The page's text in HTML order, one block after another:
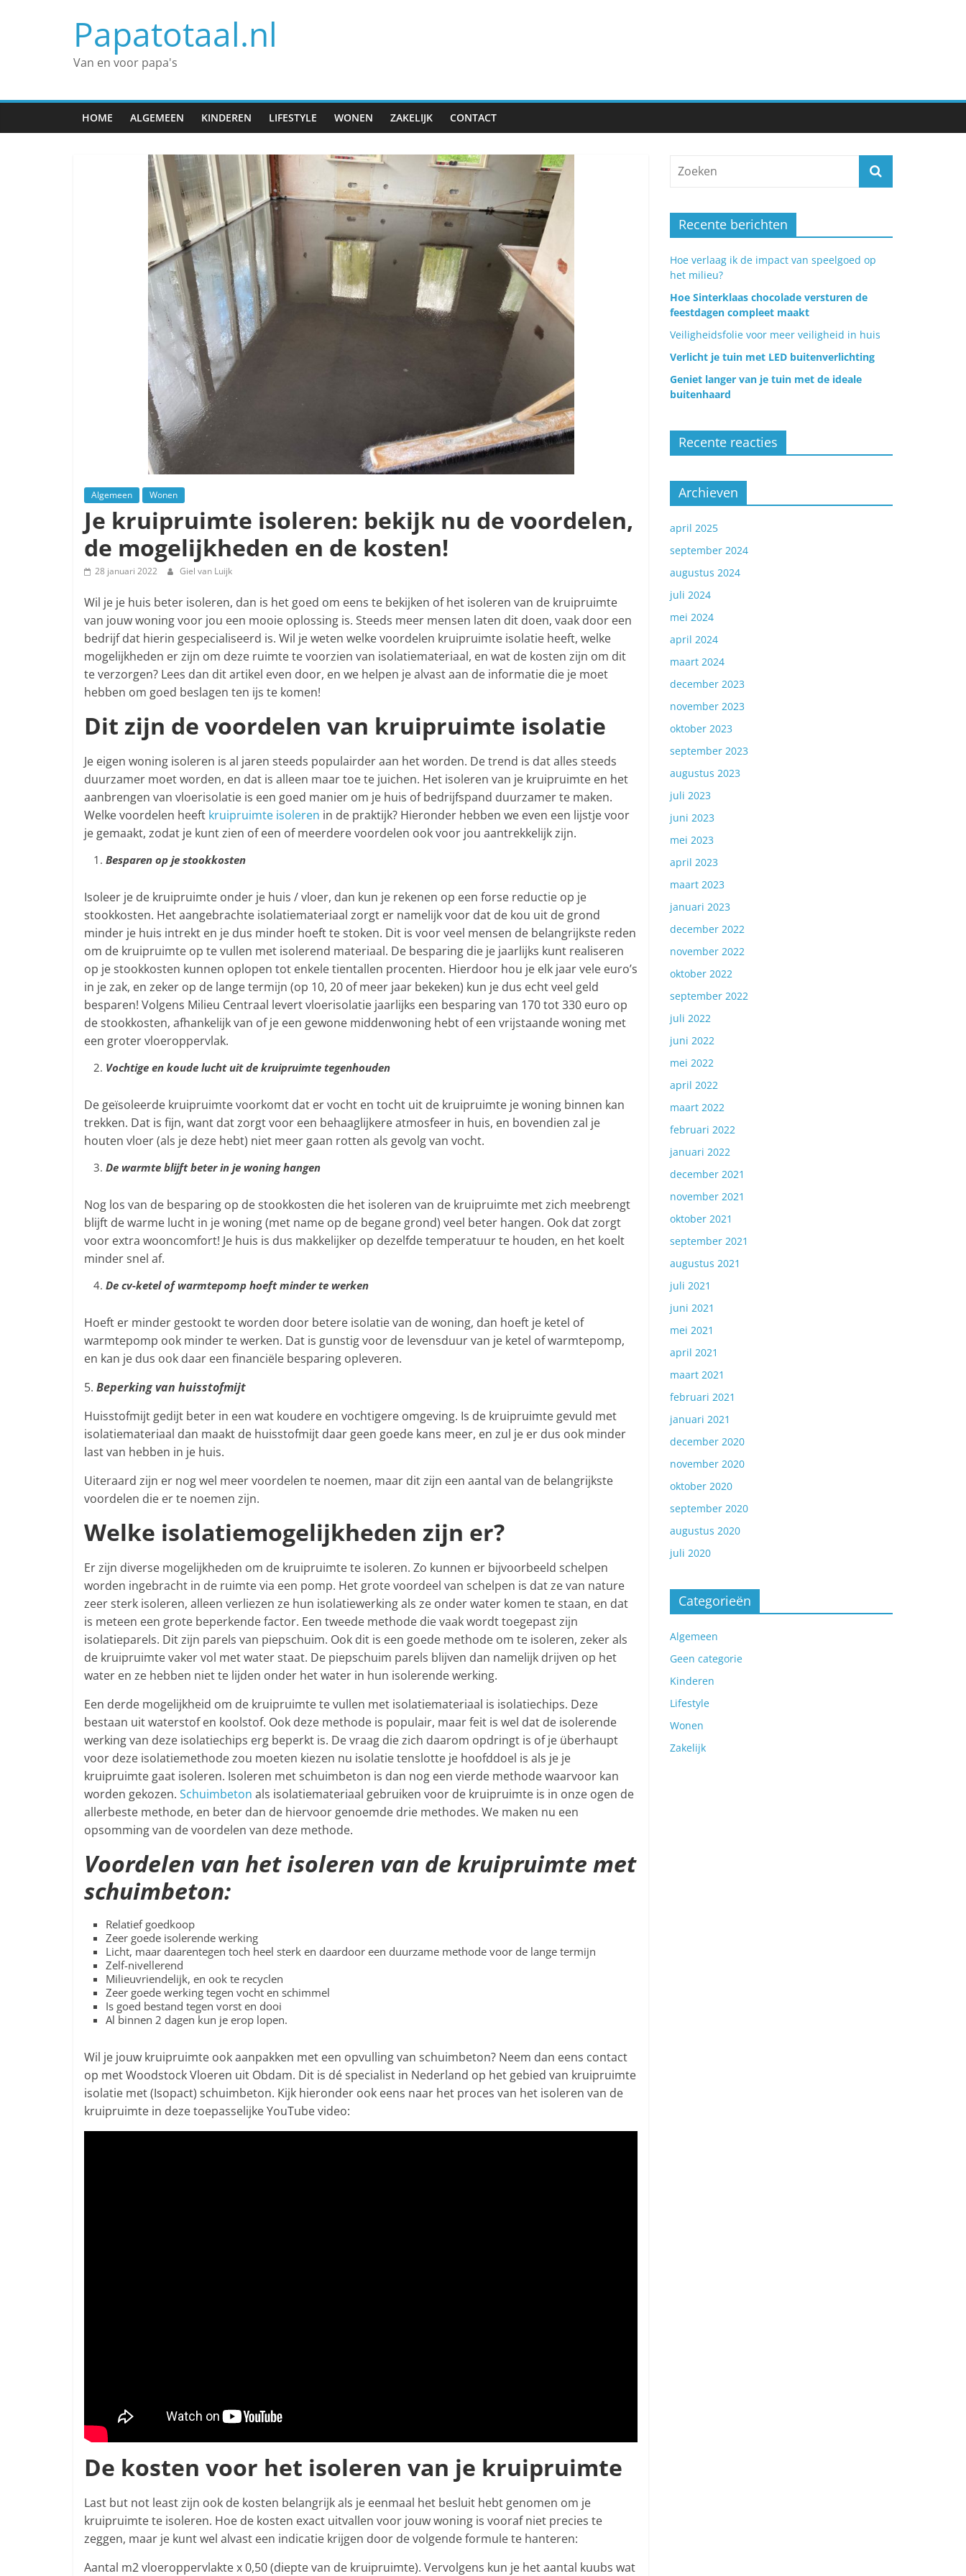
Papatotaal.nl
Van en voor papa's
HOME ALGEMEEN KINDEREN LIFESTYLE WONEN ZAKELIJK CONTACT
Algemeen Wonen
Je kruipruimte isoleren: bekijk nu de voordelen,
de mogelijkheden en de kosten!
28 januari 2022 Giel van Luijk
Wil je je huis beter isoleren, dan is het goed om eens te bekijken of het isoleren van de kruipruimte
van jouw woning voor jou een mooie oplossing is. Steeds meer mensen laten dit doen, vaak door een
bedrijf dat hierin gespecialiseerd is. Wil je weten welke voordelen kruipruimte isolatie heeft, welke
mogelijkheden er zijn om deze ruimte te voorzien van isolatiemateriaal, en wat de kosten zijn om dit
te verzorgen? Lees dan dit artikel even door, en we helpen je alvast aan de informatie die je moet
hebben om goed beslagen ten ijs te komen!
Dit zijn de voordelen van kruipruimte isolatie
Je eigen woning isoleren is al jaren steeds populairder aan het worden. De trend is dat alles steeds
duurzamer moet worden, en dat is alleen maar toe te juichen. Het isoleren van je kruipruimte en het
aanbrengen van vloerisolatie is een goed manier om je huis of bedrijfspand duurzamer te maken.
Welke voordelen heeft kruipruimte isoleren in de praktijk? Hieronder hebben we even een lijstje voor
je gemaakt, zodat je kunt zien of een of meerdere voordelen ook voor jou aantrekkelijk zijn.
Besparen op je stookkosten
Isoleer je de kruipruimte onder je huis / vloer, dan kun je rekenen op een forse reductie op je
stookkosten. Het aangebrachte isolatiemateriaal zorgt er namelijk voor dat de kou uit de grond
minder je huis intrekt en je dus minder hoeft te stoken. Dit is voor veel mensen de belangrijkste reden
om de kruipruimte op te vullen met isolerend materiaal. De besparing die je jaarlijks kunt realiseren
op je stookkosten kunnen oplopen tot enkele tientallen procenten. Hierdoor hou je elk jaar vele euro’s
in je zak, en zeker op de lange termijn (op 10, 20 of meer jaar bekeken) kun je dus echt veel geld
besparen! Volgens Milieu Centraal levert vloerisolatie jaarlijks een besparing van 170 tot 330 euro op
de stookkosten, afhankelijk van of je een gewone middenwoning hebt of een vrijstaande woning met
een groter vloeroppervlak.
Vochtige en koude lucht uit de kruipruimte tegenhouden
De geïsoleerde kruipruimte voorkomt dat er vocht en tocht uit de kruipruimte je woning binnen kan
trekken. Dat is fijn, want dat zorgt voor een behaaglijkere atmosfeer in huis, en bovendien zal je
houten vloer (als je deze hebt) niet meer gaan rotten als gevolg van vocht.
De warmte blijft beter in je woning hangen
Nog los van de besparing op de stookkosten die het isoleren van de kruipruimte met zich meebrengt
blijft de warme lucht in je woning (met name op de begane grond) veel beter hangen. Ook dat zorgt
voor extra wooncomfort! Je huis is dus makkelijker op dezelfde temperatuur te houden, en het koelt
minder snel af.
De cv-ketel of warmtepomp hoeft minder te werken
Hoeft er minder gestookt te worden door betere isolatie van de woning, dan hoeft je ketel of
warmtepomp ook minder te werken. Dat is gunstig voor de levensduur van je ketel of warmtepomp,
en kan je dus ook daar een financiële besparing opleveren.
5. Beperking van huisstofmijt
Huisstofmijt gedijt beter in een wat koudere en vochtigere omgeving. Is de kruipruimte gevuld met
isolatiemateriaal dan maakt de huisstofmijt daar geen goede kans meer, en zul je er dus ook minder
last van hebben in je huis.
Uiteraard zijn er nog wel meer voordelen te noemen, maar dit zijn een aantal van de belangrijkste
voordelen die er te noemen zijn.
Welke isolatiemogelijkheden zijn er?
Er zijn diverse mogelijkheden om de kruipruimte te isoleren. Zo kunnen er bijvoorbeeld schelpen
worden ingebracht in de ruimte via een pomp. Het grote voordeel van schelpen is dat ze van nature
zeer sterk isoleren, alleen verliezen ze hun isolatiewerking als ze onder water komen te staan, en dat
is meteen een grote beperkende factor. Een tweede methode die vaak wordt toegepast zijn
isolatieparels. Dit zijn parels van piepschuim. Ook dit is een goede methode om te isoleren, zeker als
de kruipruimte vaker vol met water staat. De piepschuim parels blijven dan namelijk drijven op het
water en ze hebben niet te lijden onder het water in hun isolerende werking.
Een derde mogelijkheid om de kruipruimte te vullen met isolatiemateriaal is isolatiechips. Deze
bestaan uit waterstof en koolstof. Ook deze methode is populair, maar feit is wel dat de isolerende
werking van deze isolatiechips erg beperkt is. De vraag die zich daarom opdringt is of je überhaupt
voor deze isolatiemethode zou moeten kiezen nu isolatie tenslotte je hoofddoel is als je je
kruipruimte gaat isoleren. Isoleren met schuimbeton is dan nog een vierde methode waarvoor kan
worden gekozen. Schuimbeton als isolatiemateriaal gebruiken voor de kruipruimte is in onze ogen de
allerbeste methode, en beter dan de hiervoor genoemde drie methodes. We maken nu een
opsomming van de voordelen van deze methode.
Voordelen van het isoleren van de kruipruimte met
schuimbeton:
Relatief goedkoop
Zeer goede isolerende werking
Licht, maar daarentegen toch heel sterk en daardoor een duurzame methode voor de lange termijn
Zelf-nivellerend
Milieuvriendelijk, en ook te recyclen
Zeer goede werking tegen vocht en schimmel
Is goed bestand tegen vorst en dooi
Al binnen 2 dagen kun je erop lopen.
Wil je jouw kruipruimte ook aanpakken met een opvulling van schuimbeton? Neem dan eens contact
op met Woodstock Vloeren uit Obdam. Dit is dé specialist in Nederland op het gebied van kruipruimte
isolatie met (Isopact) schuimbeton. Kijk hieronder ook eens naar het proces van het isoleren van de
kruipruimte in deze toepasselijke YouTube video:
De kosten voor het isoleren van je kruipruimte
Last but not least zijn ook de kosten belangrijk als je eenmaal het besluit hebt genomen om je
kruipruimte te isoleren. Hoe de kosten exact uitvallen voor jouw woning is vooraf niet precies te
zeggen, maar je kunt wel alvast een indicatie krijgen door de volgende formule te hanteren:
Aantal m2 vloeroppervlakte x 0,50 (diepte van de kruipruimte). Vervolgens kun je het aantal kuubs wat
Recente berichten
Hoe verlaag ik de impact van speelgoed op
het milieu?
Hoe Sinterklaas chocolade versturen de
feestdagen compleet maakt
Veiligheidsfolie voor meer veiligheid in huis
Verlicht je tuin met LED buitenverlichting
Geniet langer van je tuin met de ideale
buitenhaard
Recente reacties
Archieven
april 2025
september 2024
augustus 2024
juli 2024
mei 2024
april 2024
maart 2024
december 2023
november 2023
oktober 2023
september 2023
augustus 2023
juli 2023
juni 2023
mei 2023
april 2023
maart 2023
januari 2023
december 2022
november 2022
oktober 2022
september 2022
juli 2022
juni 2022
mei 2022
april 2022
maart 2022
februari 2022
januari 2022
december 2021
november 2021
oktober 2021
september 2021
augustus 2021
juli 2021
juni 2021
mei 2021
april 2021
maart 2021
februari 2021
januari 2021
december 2020
november 2020
oktober 2020
september 2020
augustus 2020
juli 2020
Categorieën
Algemeen
Geen categorie
Kinderen
Lifestyle
Wonen
Zakelijk